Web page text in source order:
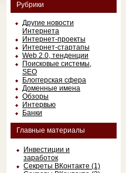
Рубрики
Другие новости
Интернета
Интернет-проекты
Интернет-стартапы
Web 2.0, тенденции
Поисковые системы,
SEO
Блоггерская сфера
Доменные имена
Обзоры
Интервью
Банки
Главные материалы
Инвестиции и
заработок
Секреты ВКонтакте (1)